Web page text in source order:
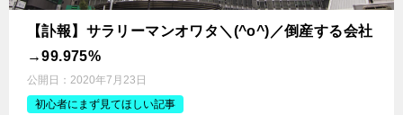
【訃報】サラリーマンオワタ＼(^o^)／倒産する会社
→99.975%
公開日： 2020年7月23日
初心者にまず見てほしい記事